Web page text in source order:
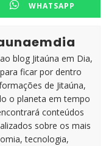
WHATSAPP
blog Jitaúna em Dia,
ficar por dentro
de Jitaúna,
o planeta em tempo
conteúdos
sobre os mais
tecnologia,